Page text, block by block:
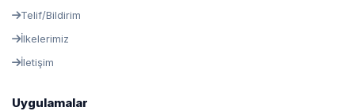
Telif/Bildirim
İlkelerimiz
İletişim
Uygulamalar